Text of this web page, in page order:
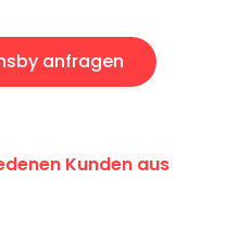
anfragen
Kunden aus